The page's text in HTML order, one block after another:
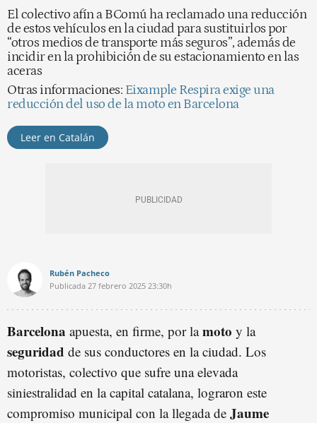
El colectivo afín a BComú ha reclamado una reducción
de estos vehículos en la ciudad para sustituirlos por
“otros medios de transporte más seguros”, además de
incidir en la prohibición de su estacionamiento en las
aceras
Otras informaciones: Eixample Respira exige una
reducción del uso de la moto en Barcelona
Leer en Catalán
Rubén Pacheco
Publicada 27 febrero 2025 23:30h
Barcelona apuesta, en firme, por lamoto y la
seguridad de sus conductores en la ciudad. Los
motoristas, colectivo que sufre una elevada
siniestralidad en la capital catalana, lograron este
compromiso municipal con la llegada de Jaume